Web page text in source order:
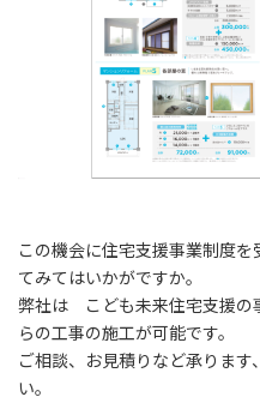
この機会に住宅支援事業制度
てみてはいかがですか。
弊社は こども未来住宅支援の
らの工事の施工が可能です。
ご相談、お見積りなど承りま
い。